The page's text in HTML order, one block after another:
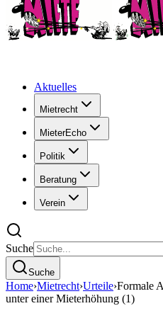
Aktuelles
Mietrecht
MieterEcho
Politik
Beratung
Verein
Suche
Suche
Home›Mietrecht›Urteile›Formale
unter einer Mieterhöhung (1)